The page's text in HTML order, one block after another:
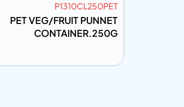
P1310CL250PET
PET VEG/FRUIT PUNNET
CONTAINER.250G